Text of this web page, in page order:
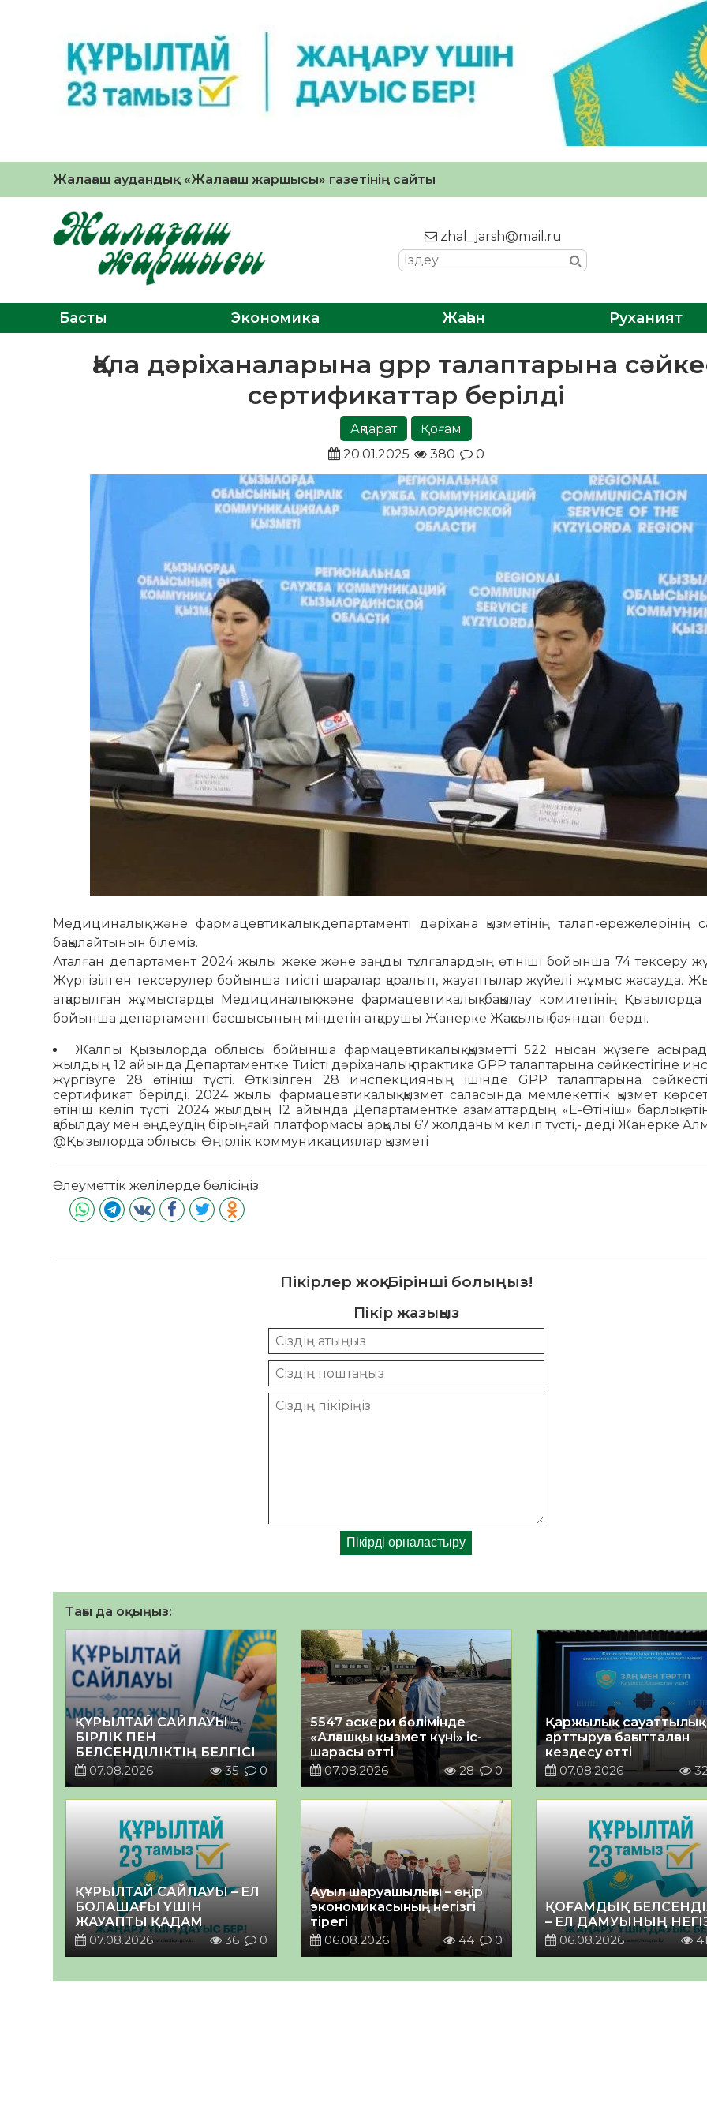
Жалағаш аудандық «Жалағаш жаршысы» газетінің сайты
zhal_jarsh@mail.ru
Басты Экономика Жаһан Руханият
Қала дәріханаларына gpp талаптарына
сертификаттар берілді
Ақпарат
Қоғам
20.01.2025
380 0
Медициналық және фармацевтикалық департаменті дәріхана қызметінің талап-ережелерінің
бақылайтынын білеміз.
Аталған департамент 2024 жылы жеке және заңды тұлғалардың өтініші бойынша 74 тексеру
Жүргізілген тексерулер бойынша тиісті шаралар қаралып, жауаптылар жүйелі жұмыс жасауда.
атқарылған жұмыстарды Медициналық және фармацевтикалық бақылау комитетінің
бойынша департаменті басшысының міндетін атқарушы Жанерке Жақсылық баяндап берді.
Жалпы Қызылорда облысы бойынша фармацевтикалық қызметті 522 нысан жүзеге
жылдың 12 айында Департаментке Тиісті дәріханалық практика GPP талаптарына сәйкестігіне
жүргізуге 28 өтініш түсті. Өткізілген 28 инспекцияның ішінде GPP талаптарына
сертификат берілді. 2024 жылы фармацевтикалық қызмет саласында мемлекеттік қызмет
өтініш келіп түсті. 2024 жылдың 12 айында Департаментке азаматтардың «Е-Өтініш» барлық
қабылдау мен өңдеудің бірыңғай платформасы арқылы 67 жолданым келіп түсті,- деді Жанерке
@Қызылорда облысы Өңірлік коммуникациялар қызметі
Әлеуметтік желілерде бөлісіңіз:
Пікірлер жоқ. Бірінші болыңыз!
Пікір жазыңыз
Тағы да оқыңыз:
ҚҰРЫЛТАЙ САЙЛАУЫ –
БІРЛІК ПЕН
БЕЛСЕНДІЛІКТІҢ БЕЛГІСІ
07.08.2026
35 0
5547 әскери бөлімінде
«Алғашқы қызмет күні» іс-
шарасы өтті
07.08.2026
28 0
Қаржылық
арттыруға бағытталған
кездесу өтті
07.08.2026
ҚҰРЫЛТАЙ САЙЛАУЫ – ЕЛ
БОЛАШАҒЫ ҮШІН
ЖАУАПТЫ ҚАДАМ
07.08.2026
36 0
Ауыл шаруашылығы – өңір
экономикасының негізгі
тірегі
06.08.2026
44 0
ҚОҒАМДЫҚ
– ЕЛ ДАМУЫНЫҢ
06.08.2026
41